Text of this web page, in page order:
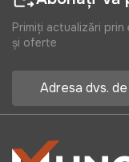
Primiți actualizări
și oferte